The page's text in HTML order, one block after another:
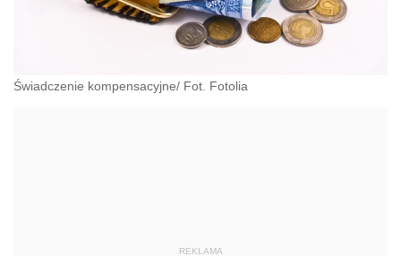
Świadczenie kompensacyjne/ Fot. Fotolia